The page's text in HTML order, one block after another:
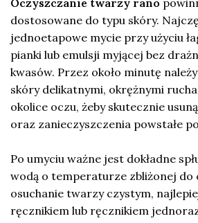
dostosowane do typu skóry.
jednoetapowe mycie przy użyciu
pianki lub emulsji myjącej bez
kwasów. Przez około minutę
skóry delikatnymi, okrężnymi
okolice oczu, żeby skutecznie
oraz zanieczyszczenia powstałe
Po umyciu ważne jest dokładne
wodą o temperaturze zbliżonej do
osuchanie twarzy czystym,
ręcznikiem lub ręcznikiem